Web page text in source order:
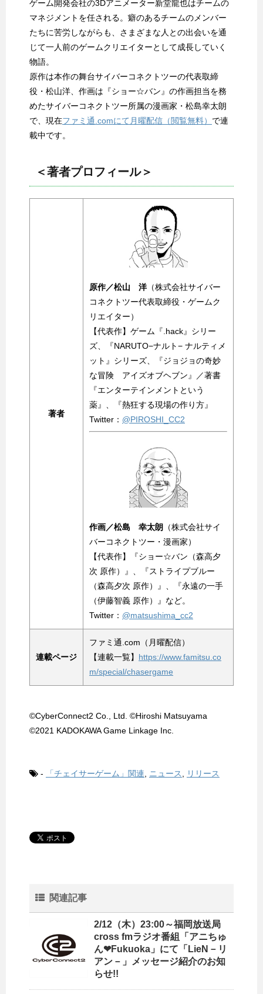
ゲーム開発会社の3Dアニメーター新堂龍也はチームの
マネジメントを任される。癖のあるチームのメンバー
たちに苦労しながらも、さまざまな人との出会いを通
じて一人前のゲームクリエイターとして成長していく
物語。
原作は本作の舞台サイバーコネクトツーの代表取締
役・松山洋、作画は『ショー☆バン』の作画担当を務
めたサイバーコネクトツー所属の漫画家・松島幸太朗
で、現在ファミ通.comにて月曜配信（閲覧無料） で連
載中です。
＜著者プロフィール＞
著者
原作／松山 洋（株式会社サイバー
コネクトツー代表取締役・ゲームク
リエイター）
【代表作】ゲーム『.hack』シリー
ズ、『NARUTO−ナルト− ナルティメ
ット』シリーズ、『ジョジョの奇妙
な冒険 アイズオブヘブン』／著書
『エンターテインメントという
薬』、『熱狂する現場の作り方』
Twitter： @PIROSHI_CC2
作画／松島 幸太朗 （株式会社サイ
バーコネクトツー・漫画家）
【代表作】『ショー☆バン（森高夕
次 原作）』、『ストライプブルー
（森高夕次 原作）』、『永遠の一手
（伊藤智義 原作）』など。
Twitter： @matsushima_cc2
連載ページ
ファミ通.com（月曜配信）
【連載一覧】 https://www.famitsu.co
m/special/chasergame
©CyberConnect2 Co., Ltd. ©Hiroshi Matsuyama
©2021 KADOKAWA Game Linkage Inc.
- 「チェイサーゲーム」関連 ニュース リリース
関連記事
2/12（木）23:00～福岡放送局
cross fmラジオ番組「アニちゅ
ん❤Fukuoka」にて「LieN－リ
アン－」メッセージ紹介のお知
らせ!!